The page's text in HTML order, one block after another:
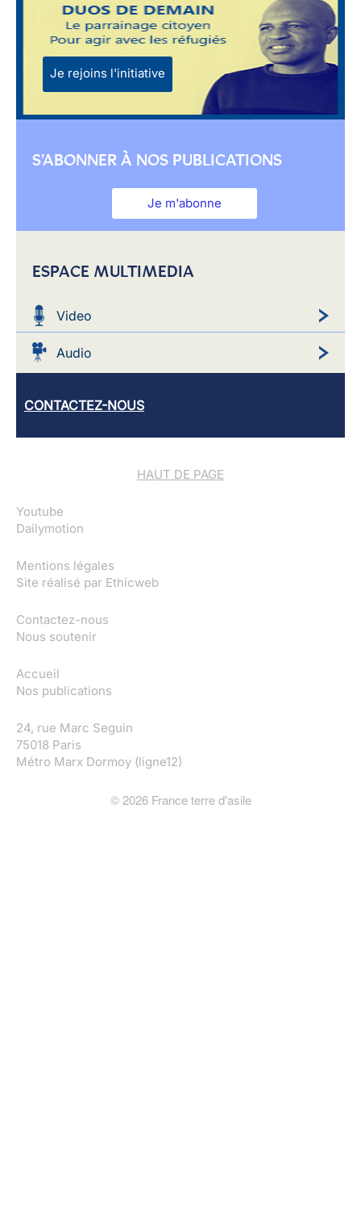
Je rejoins l'initiative
S'ABONNER À NOS PUBLICATIONS
Je m'abonne
ESPACE MULTIMEDIA
Video
Audio
CONTACTEZ-NOUS
HAUT DE PAGE
Youtube
Dailymotion
Mentions légales
Site réalisé par Ethicweb
Contactez-nous
Nous soutenir
Accueil
Nos publications
24, rue Marc Seguin
75018 Paris
Métro Marx Dormoy (ligne12)
© 2026France terre d'asile